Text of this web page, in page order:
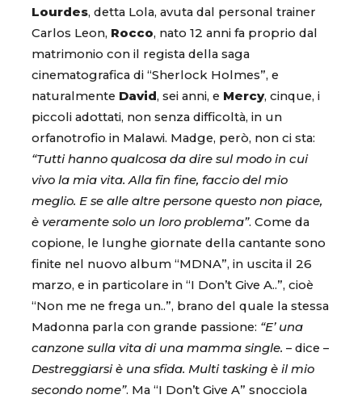
Lourdes, detta Lola, avuta dal personal trainer
Carlos Leon, Rocco, nato 12 anni fa proprio dal
matrimonio con il regista della saga
cinematografica di “Sherlock Holmes”, e
naturalmente David, sei anni, e Mercy, cinque, i
piccoli adottati, non senza difficoltà, in un
orfanotrofio in Malawi. Madge, però, non ci sta:
“Tutti hanno qualcosa da dire sul modo in cui
vivo la mia vita. Alla fin fine, faccio del mio
meglio. E se alle altre persone questo non piace,
è veramente solo un loro problema”. Come da
copione, le lunghe giornate della cantante sono
finite nel nuovo album “MDNA”, in uscita il 26
marzo, e in particolare in “I Don’t Give A..”, cioè
“Non me ne frega un..”, brano del quale la stessa
Madonna parla con grande passione: “E’ una
canzone sulla vita di una mamma single. – dice –
Destreggiarsi è una sfida. Multi tasking è il mio
secondo nome”. Ma “I Don’t Give A” snocciola